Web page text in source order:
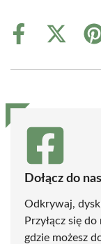
Share
Share
(Twitter)
Dołącz do
Odkrywaj,
Przyłącz się
gdzie możesz